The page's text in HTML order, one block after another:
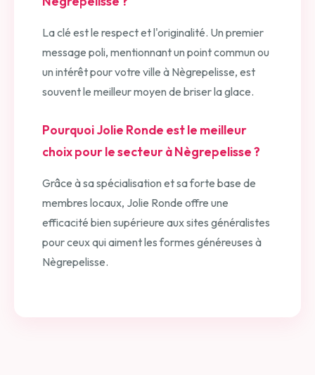
La clé est le respect et l'originalité. Un premier
message poli, mentionnant un point commun ou
un intérêt pour votre ville à Nègrepelisse, est
souvent le meilleur moyen de briser la glace.
Pourquoi Jolie Ronde est le meilleur
choix pour le secteur à Nègrepelisse ?
Grâce à sa spécialisation et sa forte base de
membres locaux, Jolie Ronde offre une
efficacité bien supérieure aux sites généralistes
pour ceux qui aiment les formes généreuses à
Nègrepelisse.